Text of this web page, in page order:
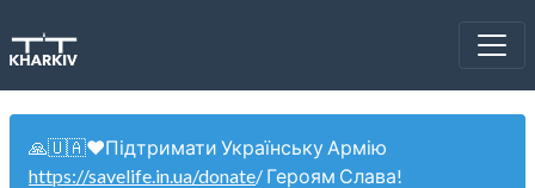
🙏🇺🇦❤️Підтримати Українську Армію
https://savelife.in.ua/donate/ Героям Слава!